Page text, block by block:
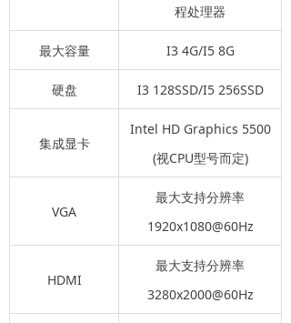
程处理器
最大容量 I3 4G/I5 8G
硬盘 I3 128SSD/I5 256SSD
集成显卡
Intel HD Graphics 5500
(视CPU型号而定)
VGA
最大支持分辨率
1920x1080@60Hz
HDMI
最大支持分辨率
3280x2000@60Hz